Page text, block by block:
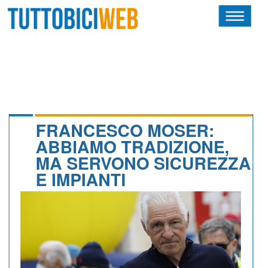
CALENDARIO
NEWSLETTER
FRANCESCO MOSER:
ABBIAMO TRADIZIONE,
MA SERVONO SICUREZZA
E IMPIANTI